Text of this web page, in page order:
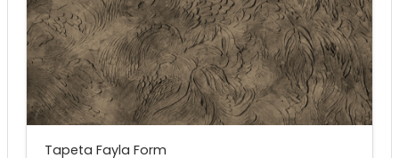
Tapeta Fayla Form